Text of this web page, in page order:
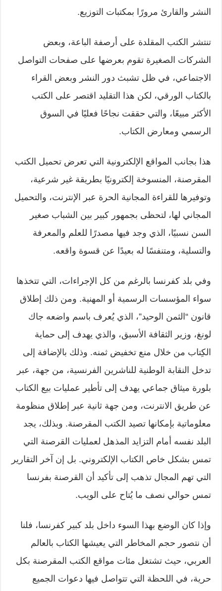
النشر والقارئ مرورًا بمكتبات التوزيع.
تنتشر الكتب المقلدة على أرصفة الباعة، وبعض
الشركات الصغيرة تقوم بعرضها على صفحات التواصل
الاجتماعي، في ظل تشبث دور النشر وبعض القراء
بالكتاب الورقي، لكن هذا التقليد اقتصر على الكتب
الأكثر مبيعًا، والتي حققت نجاحًا فعليًا في السوق
الرسمي ومعارض الكتاب.
هذا بجانب المواقع الإلكترونية التي تعرض تحميل الكتب
المقرصنة، المنسوخة إلكترونيًا بطريقة غير شرعية،
وتوفيرها للقراءة المجانية الحرة عبر الإنترنت، والتحميل
المجاني لها، لتحظى بجمهور كبير بين الشباب صغير
السن نسبيًا، الذي وجد فيها مصدرًا للعلم والمعرفة
والتسلية، ومتنفسًا له بعيدًا عن قسوة واقعه.
وفي بلد كفرنسا بالرغم من كل الإجراءات، التي تتخذها
سواء المؤسسات الرسمية أو المهنية. ومن ذلك إطلاق
قانون “الثمن الوحيد”، الذي يُعرف باسم واضعه جاك
لونغ، وزير الثقافة الأسبق، والذي يهدف إلى حماية
الكِتاب من خلال منع تخفيض ثمنه. وذلك بالإضافة إلى
تدخل النقابة الوطنية للناشرين الفرنسية، من جهة، عبر
بلورة ميثاق جماعي يهدف إلى تأطير عمليات بيع الكتاب
عن طريق الانترنت، ومن جهة ثانية عبر إطلاق منظومة
معلوماتية بإمكانها تصيد الكتب المقرصنة. وبذلك، يجد
البلد نفسه أمام التزايد المذهل لعمليات القرصنة التي
تمس بشكل خاص الكتاب الإلكتروني. بل إن آخر التقارير
التي تهم المجال تذهب إلى تأكيد أن القرصنة بفرنسا
تمس حوالي نصف ما يُتاح على الويب.
وإذا كان الوضع بهذا السوء داخل بلد كبير كفرنسا، فلنا
أن نتصور حجم المخاطر التي يعيشها الكتاب بالعالم
العربي، حيث تشتغل مئات مواقع الكتب المقرصنة بكل
حرية، في اللحظة التي تتواصل فيها دعوات الجميع